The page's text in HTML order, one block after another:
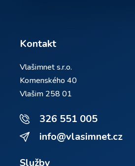
Kontakt
Vlašimnet s.r.o.
Komenského 40
Vlašim 258 01
326 551 005
info@vlasimnet.cz
Služby